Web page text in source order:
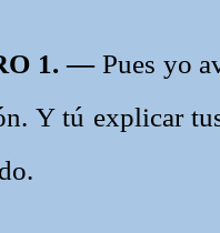
1. — Pues yo
Y tú explicar